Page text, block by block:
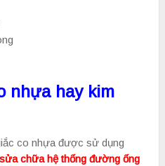
nhựa hay kim
co nhựa được sử dụng
chữa hệ thống đường ống